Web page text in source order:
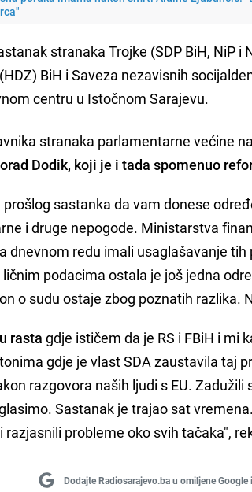
stranaka Trojke (SDP BiH, NiP i
BiH i Saveza nezavisnih
centru u Istočnom Sarajevu.
stranaka parlamentarne većine
Dodik, koji je i tada spomenuo
sastanka da vam donese
i druge nepogode. Ministarstva
dnevnom redu imali usaglašavanje tih
ličnim podacima ostala je još jedna
o sudu ostaje zbog poznatih razlika.
rasta gdje ističem da je RS i FBiH i mi
gdje je vlast SDA zaustavila taj
razgovora naših ljudi s EU.
Sastanak je trajao sat
razjasnili probleme oko svih tačaka",
Dodajte Radiosarajevo.ba u omiljene Google